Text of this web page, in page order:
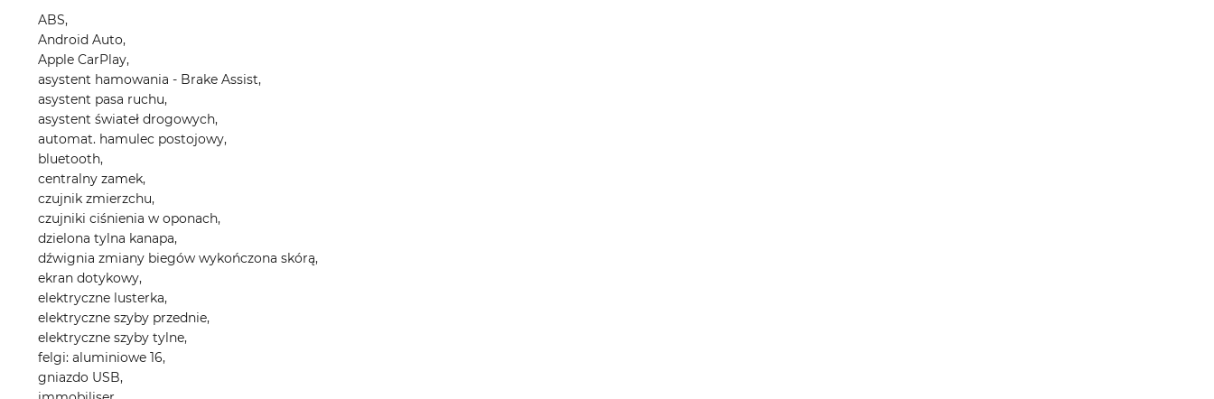
ABS,
Android Auto,
Apple CarPlay,
asystent hamowania - Brake Assist,
asystent pasa ruchu,
asystent świateł drogowych,
automat. hamulec postojowy,
bluetooth,
centralny zamek,
czujnik zmierzchu,
czujniki ciśnienia w oponach,
dzielona tylna kanapa,
dźwignia zmiany biegów wykończona skórą,
ekran dotykowy,
elektryczne lusterka,
elektryczne szyby przednie,
elektryczne szyby tylne,
felgi: aluminiowe 16,
gniazdo USB,